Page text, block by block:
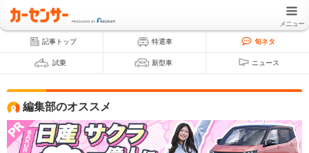
メニュー
記事トップ 特選車 旬ネタ
試乗 新型車 ニュース
編集部のオススメ